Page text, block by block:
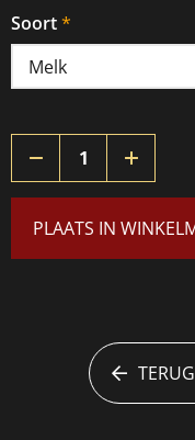
Soort
PLAATS IN